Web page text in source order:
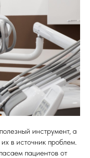
инструмент, а
в источник проблем.
пациентов от